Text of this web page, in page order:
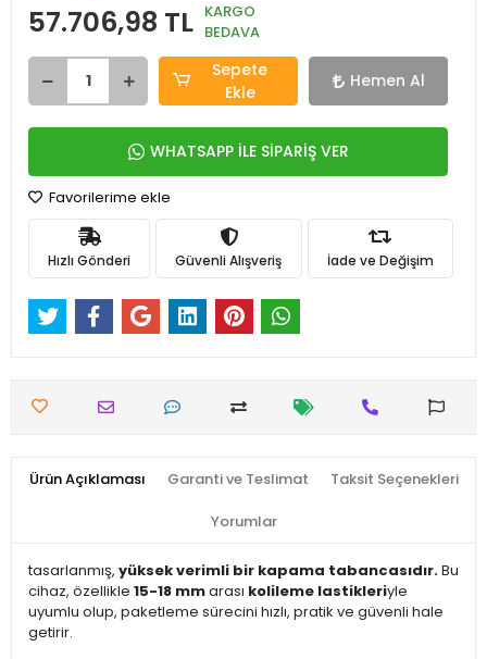
57.706,98 TL KARGO
BEDAVA
Sepete
Ekle
Hemen Al
WHATSAPP İLE SİPARİŞ VER
Favorilerime ekle
Hızlı Gönderi Güvenli Alışveriş İade ve Değişim
Ürün Açıklaması Garanti ve Teslimat Taksit Seçenekleri
Yorumlar
tasarlanmış, yüksek verimli bir kapama tabancasıdır.Bu
cihaz, özellikle 15-18 mmarası kolileme lastikleriyle
uyumlu olup, paketleme sürecini hızlı, pratik ve güvenli hale
getirir.